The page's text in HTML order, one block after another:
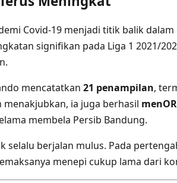
Covid-19 menjadi titik balik dalam
signifikan pada Liga 1 2021/
mencatatkan 21 penampilan,
menakjubkan, ia juga berhasil
membela Persib Bandung.
selalu berjalan mulus. Pada
menepi cukup lama dari